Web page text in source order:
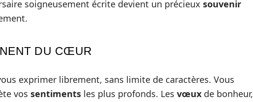
soigneusement écrite devient un précieux souvenir
DU CŒUR
exprimer librement, sans limite de caractères. Vous
vos sentiments les plus profonds. Les vœux de bonheur,